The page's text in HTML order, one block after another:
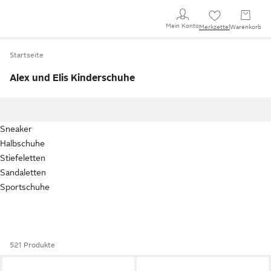
Mein KontoMerkzettel Warenkorb
Startseite
Alex und Elis Kinderschuhe
Sneaker
Halbschuhe
Stiefeletten
Sandaletten
Sportschuhe
521 Produkte